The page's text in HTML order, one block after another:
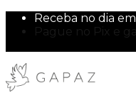
Receba no dia
Pague no Pix e